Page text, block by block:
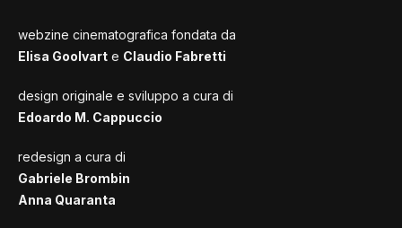
webzine cinematografica fondata da
Elisa Goolvart e Claudio Fabretti
design originale e sviluppo a cura di
Edoardo M. Cappuccio
redesign a cura di
Gabriele Brombin
Anna Quaranta